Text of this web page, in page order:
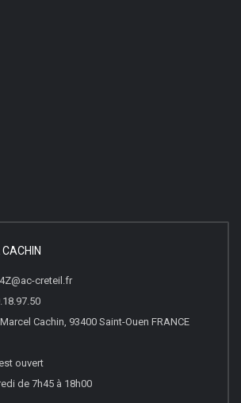
creteil.fr
Cachin, 93400 Saint-Ouen FRANCE
ouvert
de 7h45 à 18h00